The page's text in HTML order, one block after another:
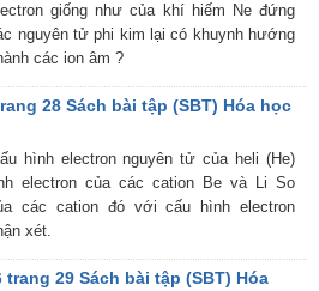
giống như của khí hiếm Ne đứng
nguyên tử phi kim lại có khuynh hướng
các ion âm ?
28 Sách bài tập (SBT) Hóa học
hình electron nguyên tử của heli (He)
electron của các cation Be và Li So
các cation đó với cấu hình electron
xét.
trang 29 Sách bài tập (SBT) Hóa